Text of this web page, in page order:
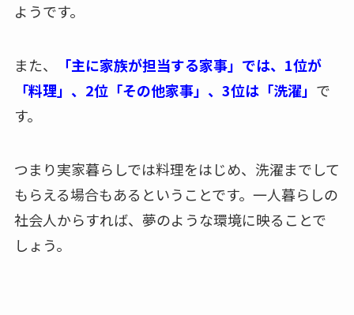
ようです。
また、
「主に家族が担当する家事」では、1位が
「料理」、2位「その他家事」、3位は「洗濯」 で
す。
つまり実家暮らしでは料理をはじめ、洗濯までして
もらえる場合もあるということです。一人暮らしの
社会人からすれば、夢のような環境に映ることで
しょう。